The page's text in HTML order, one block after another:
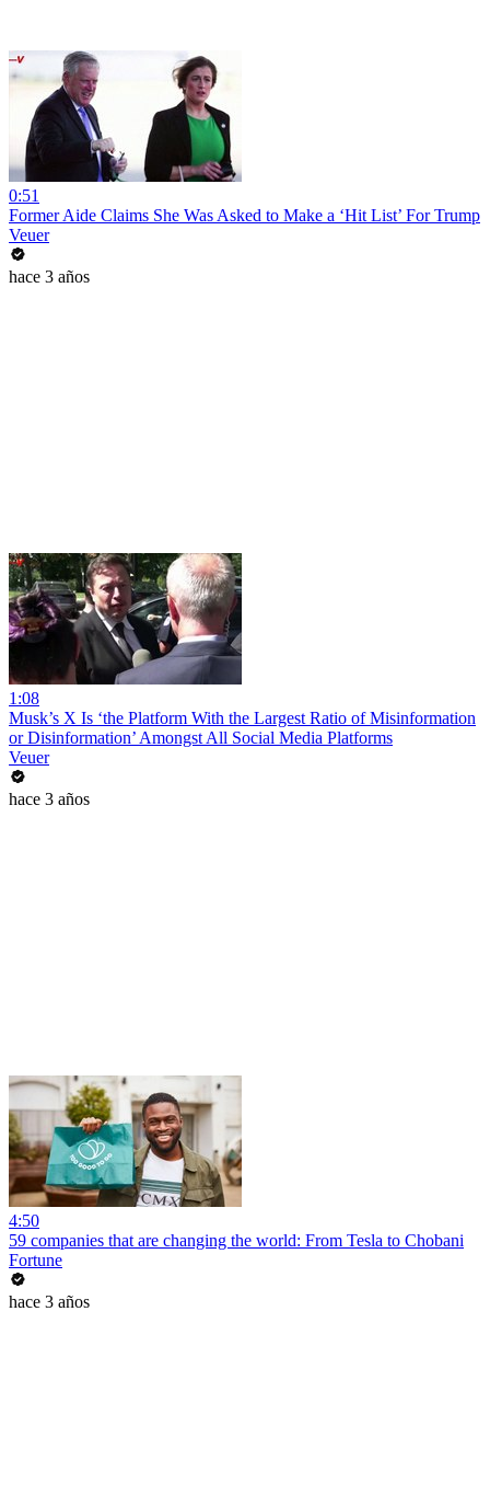
0:51
Former Aide Claims She Was Asked to Make a ‘Hit List’ For Trump
Veuer
hace 3 años
1:08
Musk’s X Is ‘the Platform With the Largest Ratio of Misinformation
or Disinformation’ Amongst All Social Media Platforms
Veuer
hace 3 años
4:50
59 companies that are changing the world: From Tesla to Chobani
Fortune
hace 3 años